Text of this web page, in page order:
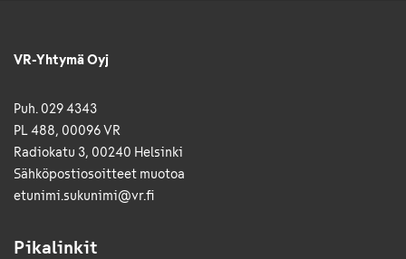
VR-Yhtymä Oyj
Puh. 029 4343
PL 488, 00096 VR
Radiokatu 3, 00240 Helsinki
Sähkö­posti­osoitteet muotoa
etunimi.sukunimi@vr.fi
Pikalinkit